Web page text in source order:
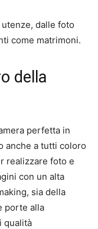
dalle foto
come matrimoni.
della
perfetta in
anche a tutti coloro
realizzare foto e
con un alta
sia della
porte alla
qualità